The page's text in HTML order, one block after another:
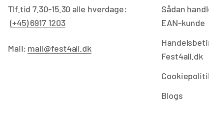
Tlf.tid 7.30-15.30 alle hverdage:
(+45) 6917 1203
Mail: mail@fest4all.dk
Sådan
EAN-kunde
Fest4all.dk
Blogs